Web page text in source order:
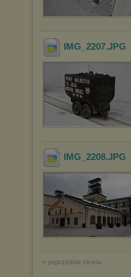
IMG_2207.JPG
IMG_2208.JPG
« poprzednia strona